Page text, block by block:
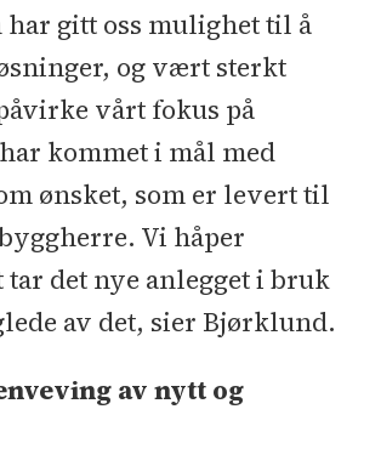
gitt oss mulighet til å
og vært sterkt
vårt fokus på
kommet i mål med
ønsket, som er levert til
Vi håper
det nye anlegget i bruk
av det, sier Bjørklund.
av nytt og